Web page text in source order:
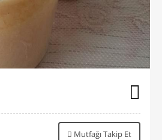
Mutfağı Takip Et